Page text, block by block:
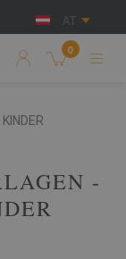
AT
0
KINDER
-